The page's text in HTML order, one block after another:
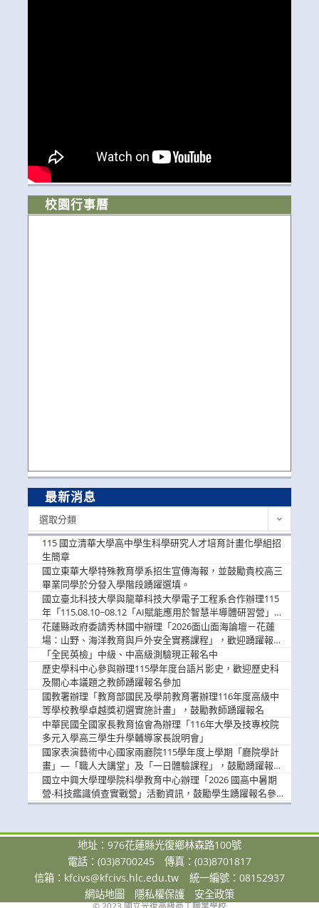
校園行事曆
最新消息
選取分類
115 國立清華大學高中學生科學研究人才培育計畫化學組招
生簡章
國立東華大學特殊教育學系招生宣傳海報，並鼓勵貴校高三
畢業同學於分發入學階段踴躍選填。
國立臺北科技大學與龍華科技大學電子工程系合作辦理115
年「115.08.10~08.12「AI賦能應用於智慧半導體研習營」，
歡迎學生踴躍報名參加
花蓮縣政府委請秀林國中辦理「2026面山面海論壇－花蓮
場：山野、海洋教育與戶外安全實務課程」，歡迎踴躍報名
參加
「全民英檢」中級、中高級測驗現正報名中
歷史學科中心參與辦理115學年度台語片影史，歡迎歷史科
及關心本議題之教師踴躍報名參加
國教署辦理「教育部國民及學前教育署辦理116年度高級中
等學校教學卓越獎初選實施計畫」，鼓勵教師踴躍報名
中華民國全國家長教育協會為辦理「116年大學及技專校院
多元入學高三學生升學輔導家長說明會」
國家表演藝術中心國家兩廳院115學年度上學期「廳院學計
畫」—「職人大講堂」及「一日體驗課程」，鼓勵踴躍報名
參與。
國立中興大學理學院科學教育中心辦理「2026 國高中暑期
營-科技鑑識偵查實戰營」活動資訊，鼓勵學生踴躍報名參
加。
地址：976花蓮縣光復鄉林森路100號
電話：(03)8700245
傳真：(03)8701817
信箱： kfcivs@kfcivs.hlc.edu.tw
統一編號：08152937
網站地圖
隱私權保護 安全政策